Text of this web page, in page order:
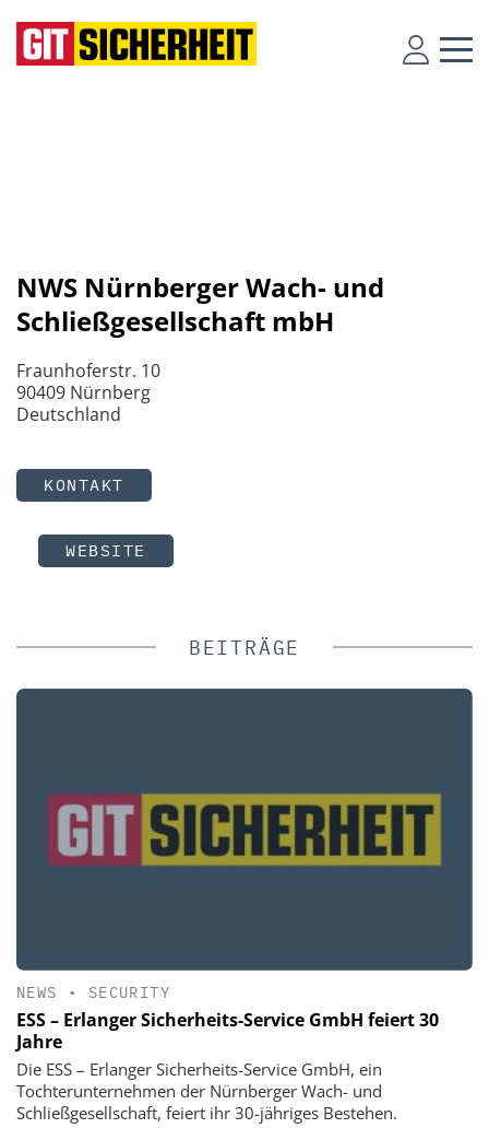
NWS Nürnberger Wach- und
Schließgesellschaft mbH
Fraunhoferstr. 10
90409 Nürnberg
Deutschland
KONTAKT
WEBSITE
BEITRÄGE
NEWS • SECURITY
ESS – Erlanger Sicherheits-Service GmbH feiert 30
Jahre
Die ESS – Erlanger Sicherheits-Service GmbH, ein
Tochterunternehmen der Nürnberger Wach- und
Schließgesellschaft, feiert ihr 30-jähriges Bestehen.